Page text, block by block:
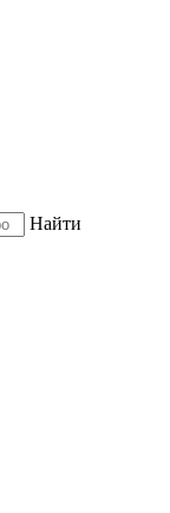
Найти